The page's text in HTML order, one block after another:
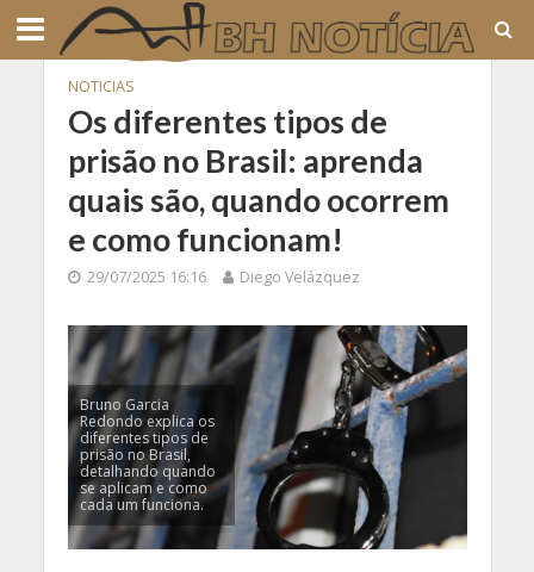
NOTICIAS
Os diferentes tipos de
prisão no Brasil: aprenda
quais são, quando ocorrem
e como funcionam!
29/07/2025 16:16 Diego Velázquez
Bruno Garcia
Redondo explica os
diferentes tipos de
prisão no Brasil,
detalhando quando
se aplicam e como
cada um funciona.